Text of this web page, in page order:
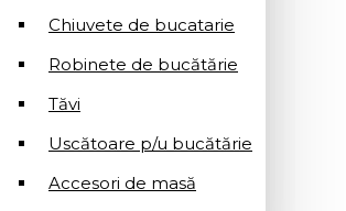
Chiuvete de bucatarie
Robinete de bucătărie
Tăvi
Uscătoare p/u bucătărie
Accesori de masă